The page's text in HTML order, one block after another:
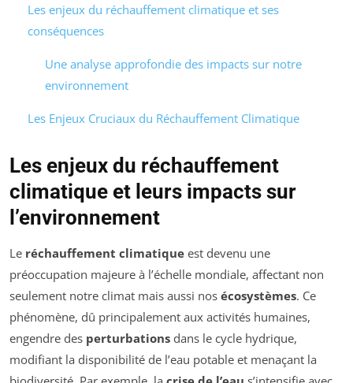
Les enjeux du réchauffement climatique et ses
conséquences
Une analyse approfondie des impacts sur notre
environnement
Les Enjeux Cruciaux du Réchauffement Climatique
Les enjeux du réchauffement
climatique et leurs impacts sur
l’environnement
Le réchauffement climatique est devenu une
préoccupation majeure à l’échelle mondiale, affectant non
seulement notre climat mais aussi nos écosystèmes. Ce
phénomène, dû principalement aux activités humaines,
engendre des perturbations dans le cycle hydrique,
modifiant la disponibilité de l’eau potable et menaçant la